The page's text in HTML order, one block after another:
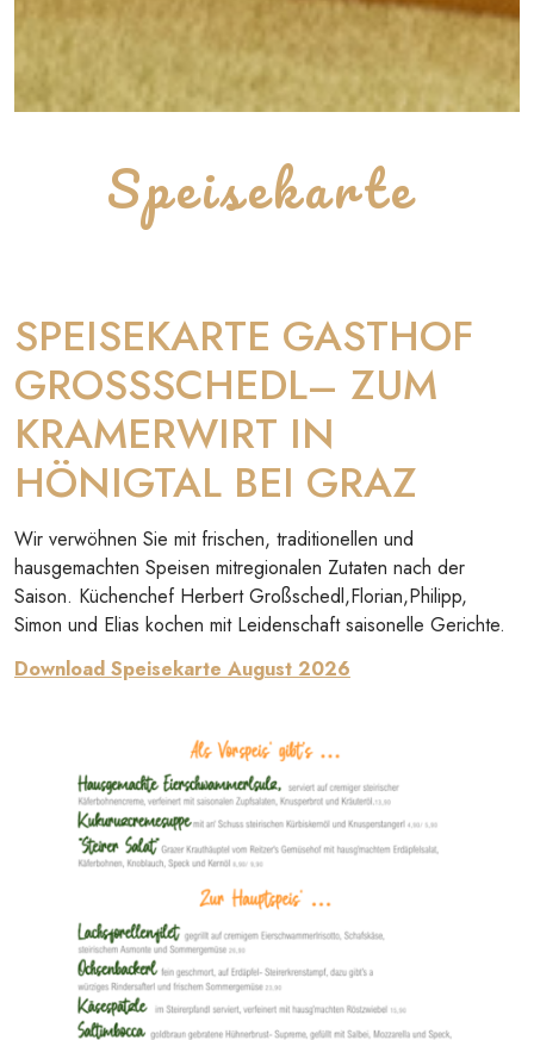
Speisekarte
SPEISEKARTE GASTHOF
GROSSSCHEDL– ZUM
KRAMERWIRT IN
HÖNIGTAL BEI GRAZ
Wir verwöhnen Sie mit frischen, traditionellen und
hausgemachten Speisen mitregionalen Zutaten nach der
Saison. Küchenchef Herbert Großschedl,Florian,Philipp,
Simon und Elias kochen mit Leidenschaft saisonelle Gerichte.
Download Speisekarte August 2026